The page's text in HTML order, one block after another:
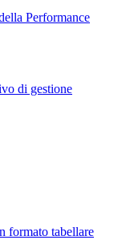
Performance
di gestione
formato tabellare